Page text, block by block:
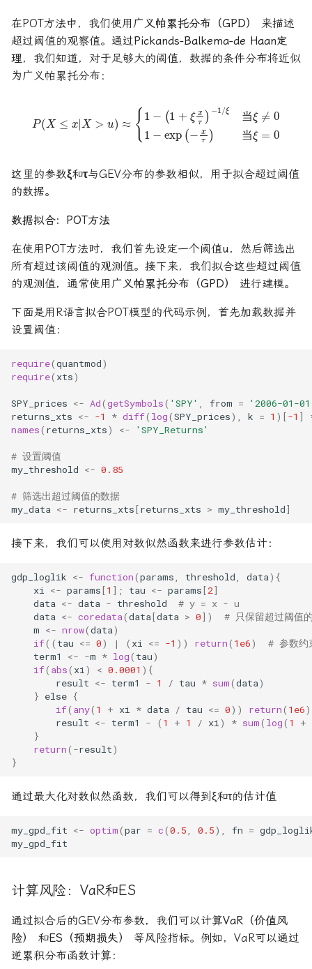
在POT方法中，我们使用 广义帕累托分布（GPD）
来描述
超过阈值的观察值。通过Pickands-Balkema-de Haan定
理，我们知道，对于足够大的阈值，数据的条件分布将近似
为广义帕累托分布：
当
当
当
当
+ξx 1 当ξ≠01− exp (− τ )当
ξ
这里的参数ξ和τ与GEV分布的参数相似，用于拟合超过阈值
的数据。
数据拟合：POT方法
在使用POT方法时，我们首先设定一个阈值u，然后筛选出
所有超过该阈值的观测值。接下来，我们拟合这些超过阈值
的观测值，通常使用 广义帕累托分布（GPD） 进行建模。
下面是用R语言拟合POT模型的代码示例，首先加载数据并
设置阈值：
require(quantmod)
require( xts)
SPY_prices <- Ad(getSymbols( 'SPY' , from =
'2006-01-
returns_xts <- -1 * diff( log(SPY_prices), k = 1 )[-1 ]
names( returns_xts) <- 'SPY_Returns'
# 设置阈值
my_threshold <- 0.85
# 筛选出超过阈值的数据
my_data <- returns_xts[returns_xts > my_threshold]
接下来，我们可以使用对数似然函数来进行参数估计：
gdp_loglik <- function(params, threshold, data){
xi <- params[1 ]; tau <- params[2]
data <- data - threshold
# y = x - u
data <- coredata(data[data > 0])
# 只保留超过阈值
m <- nrow(data)
if(( tau <= 0) | ( xi <= -1 )) return( 1e6)
# 参数约
term1
<- -m * log( tau)
if( abs( xi) < 0.0001 ){
result <- term1 - 1 / tau * sum(data)
} else {
if( any( 1 + xi * data / tau <= 0)) return( 1e6)
result <- term1 - ( 1 + 1 / xi) * sum( log( 1
+
}
return( -result)
}
通过最大化对数似然函数，我们可以得到ξ和τ的估计值
my_gpd_fit <- optim(par = c(0.5, 0.5), fn =
my_gpd_fit
计算风险：VaR和ES
通过拟合后的GEV分布参数，我们可以计算VaR（价值风
险）
和ES（预期损失）
等风险指标。例如，VaR可以通过
逆累积分布函数计算：